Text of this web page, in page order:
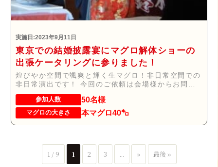
実施日:2023年9月11日
東京での結婚披露宴にマグロ解体ショーの
出張ケータリングに参りました！
煌びやか空間で颯爽と輝く生マグロ！非日常空間での
非日常演出です！ 今回のご依頼は会場様からお問い
合...
参加人数 50名様
マグロの大きさ 本マグロ40㌔
1 / 9 1 2 3 ... » 最後 »